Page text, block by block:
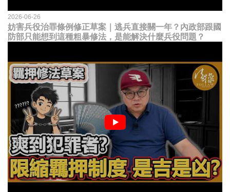
2026-06-26
妨害兵役治罪條例修正草案｜逃兵直接關一年？內政部跟國
防部只能想到這種粗暴修法，是能解決什麼兵役問題？